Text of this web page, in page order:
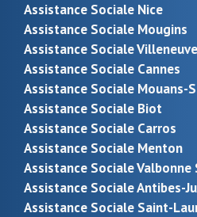
Assistance Sociale Nice
Assistance Sociale Mougins
Assistance Sociale
Assistance Sociale Cannes
Assistance Sociale Mouans-
Assistance Sociale Biot
Assistance Sociale Carros
Assistance Sociale Menton
Assistance Sociale
Assistance Sociale Antibes-
Assistance Sociale Saint-